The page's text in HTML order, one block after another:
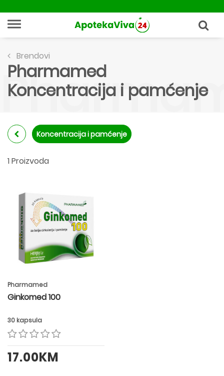
Brendovi
Pharmamed
Koncentracija i pamćenje
Koncentracija i pamćenje
1 Proizvoda
Pharmamed
Ginkomed 100
30 kapsula
17.00KM